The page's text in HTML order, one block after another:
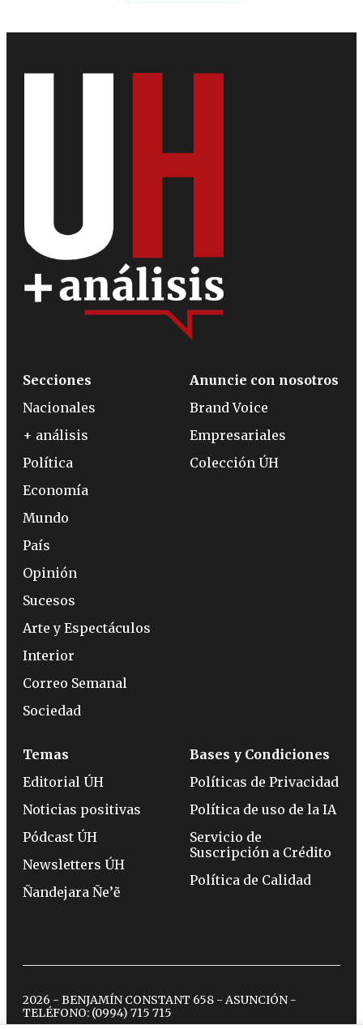
Secciones
Nacionales
+ análisis
Política
Economía
Mundo
País
Opinión
Sucesos
Arte y Espectáculos
Interior
Correo Semanal
Sociedad
Anuncie con nosotros
Brand Voice
Empresariales
Colección ÚH
Temas
Editorial ÚH
Noticias positivas
Pódcast ÚH
Newsletters ÚH
Ñandejara Ñe’ẽ
Bases y Condiciones
Políticas de Privacidad
Política de uso de la IA
Servicio de
Suscripción a Crédito
Política de Calidad
2026 - BENJAMÍN CONSTANT 658 - ASUNCIÓN -
TELÉFONO: (0994) 715 715